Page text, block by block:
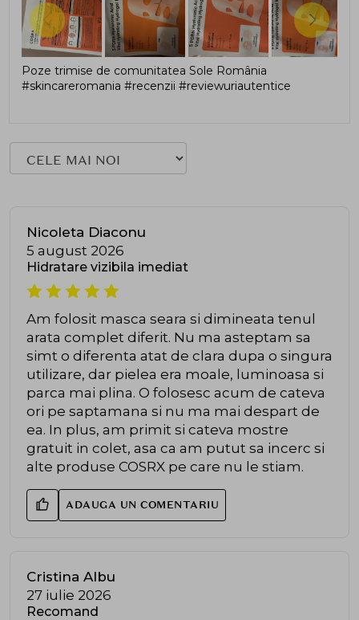
Poze trimise de comunitatea Sole România
#skincareromania #recenzii #reviewuriautentice
Nicoleta Diaconu
5 august 2026
Hidratare vizibila imediat
Am folosit masca seara si dimineata tenul
arata complet diferit. Nu ma asteptam sa
simt o diferenta atat de clara dupa o singura
utilizare, dar pielea era moale, luminoasa si
parca mai plina. O folosesc acum de cateva
ori pe saptamana si nu ma mai despart de
ea. In plus, am primit si cateva mostre
gratuit in colet, asa ca am putut sa incerc si
alte produse COSRX pe care nu le stiam.
ADAUGA UN COMENTARIU
Cristina Albu
27 iulie 2026
Recomand